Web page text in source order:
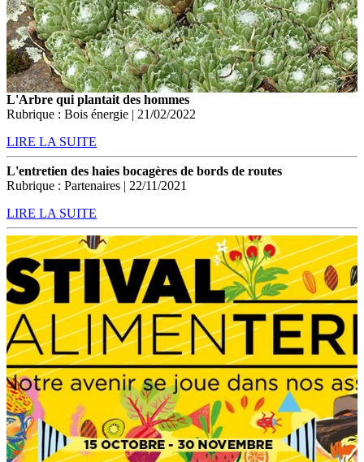
L'Arbre qui plantait des hommes
Rubrique : Bois énergie | 21/02/2022
LIRE LA SUITE
L'entretien des haies bocagères de bords de routes
Rubrique : Partenaires | 22/11/2021
LIRE LA SUITE